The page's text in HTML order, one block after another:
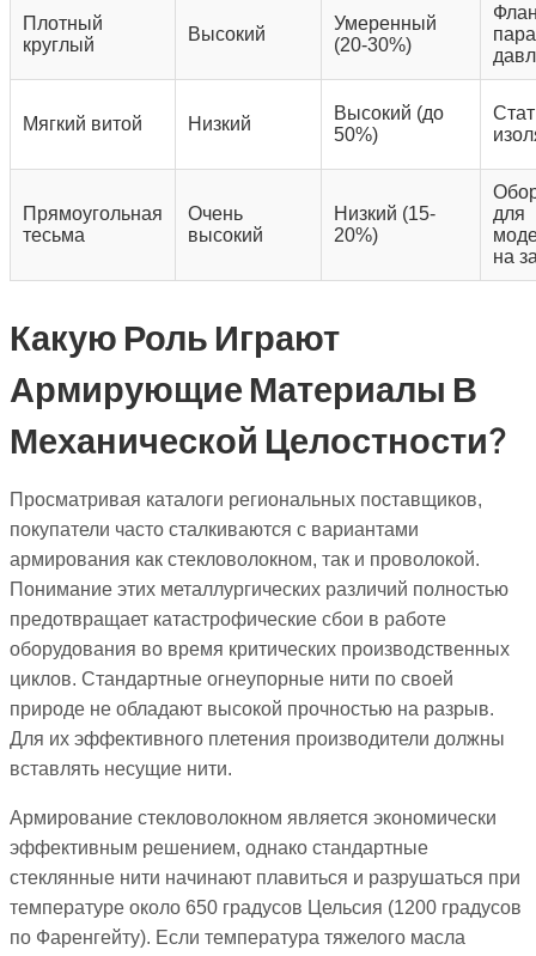
Плотный
круглый
Высокий
Умеренный
(20-30%)
Мягкий витой Низкий
Высокий (до
50%)
Прямоугольная
тесьма
Очень
высокий
Низкий (15-
20%)
для
на
Какую Роль Играют
Армирующие Материалы В
Механической Целостности?
Просматривая каталоги региональных поставщиков,
покупатели часто сталкиваются с вариантами
армирования как стекловолокном, так и проволокой.
Понимание этих металлургических различий полностью
предотвращает катастрофические сбои в работе
оборудования во время критических производственных
циклов. Стандартные огнеупорные нити по своей
природе не обладают высокой прочностью на разрыв.
Для их эффективного плетения производители должны
вставлять несущие нити.
Армирование стекловолокном является экономически
эффективным решением, однако стандартные
стеклянные нити начинают плавиться и разрушаться при
температуре около 650 градусов Цельсия (1200 градусов
по Фаренгейту). Если температура тяжелого масла